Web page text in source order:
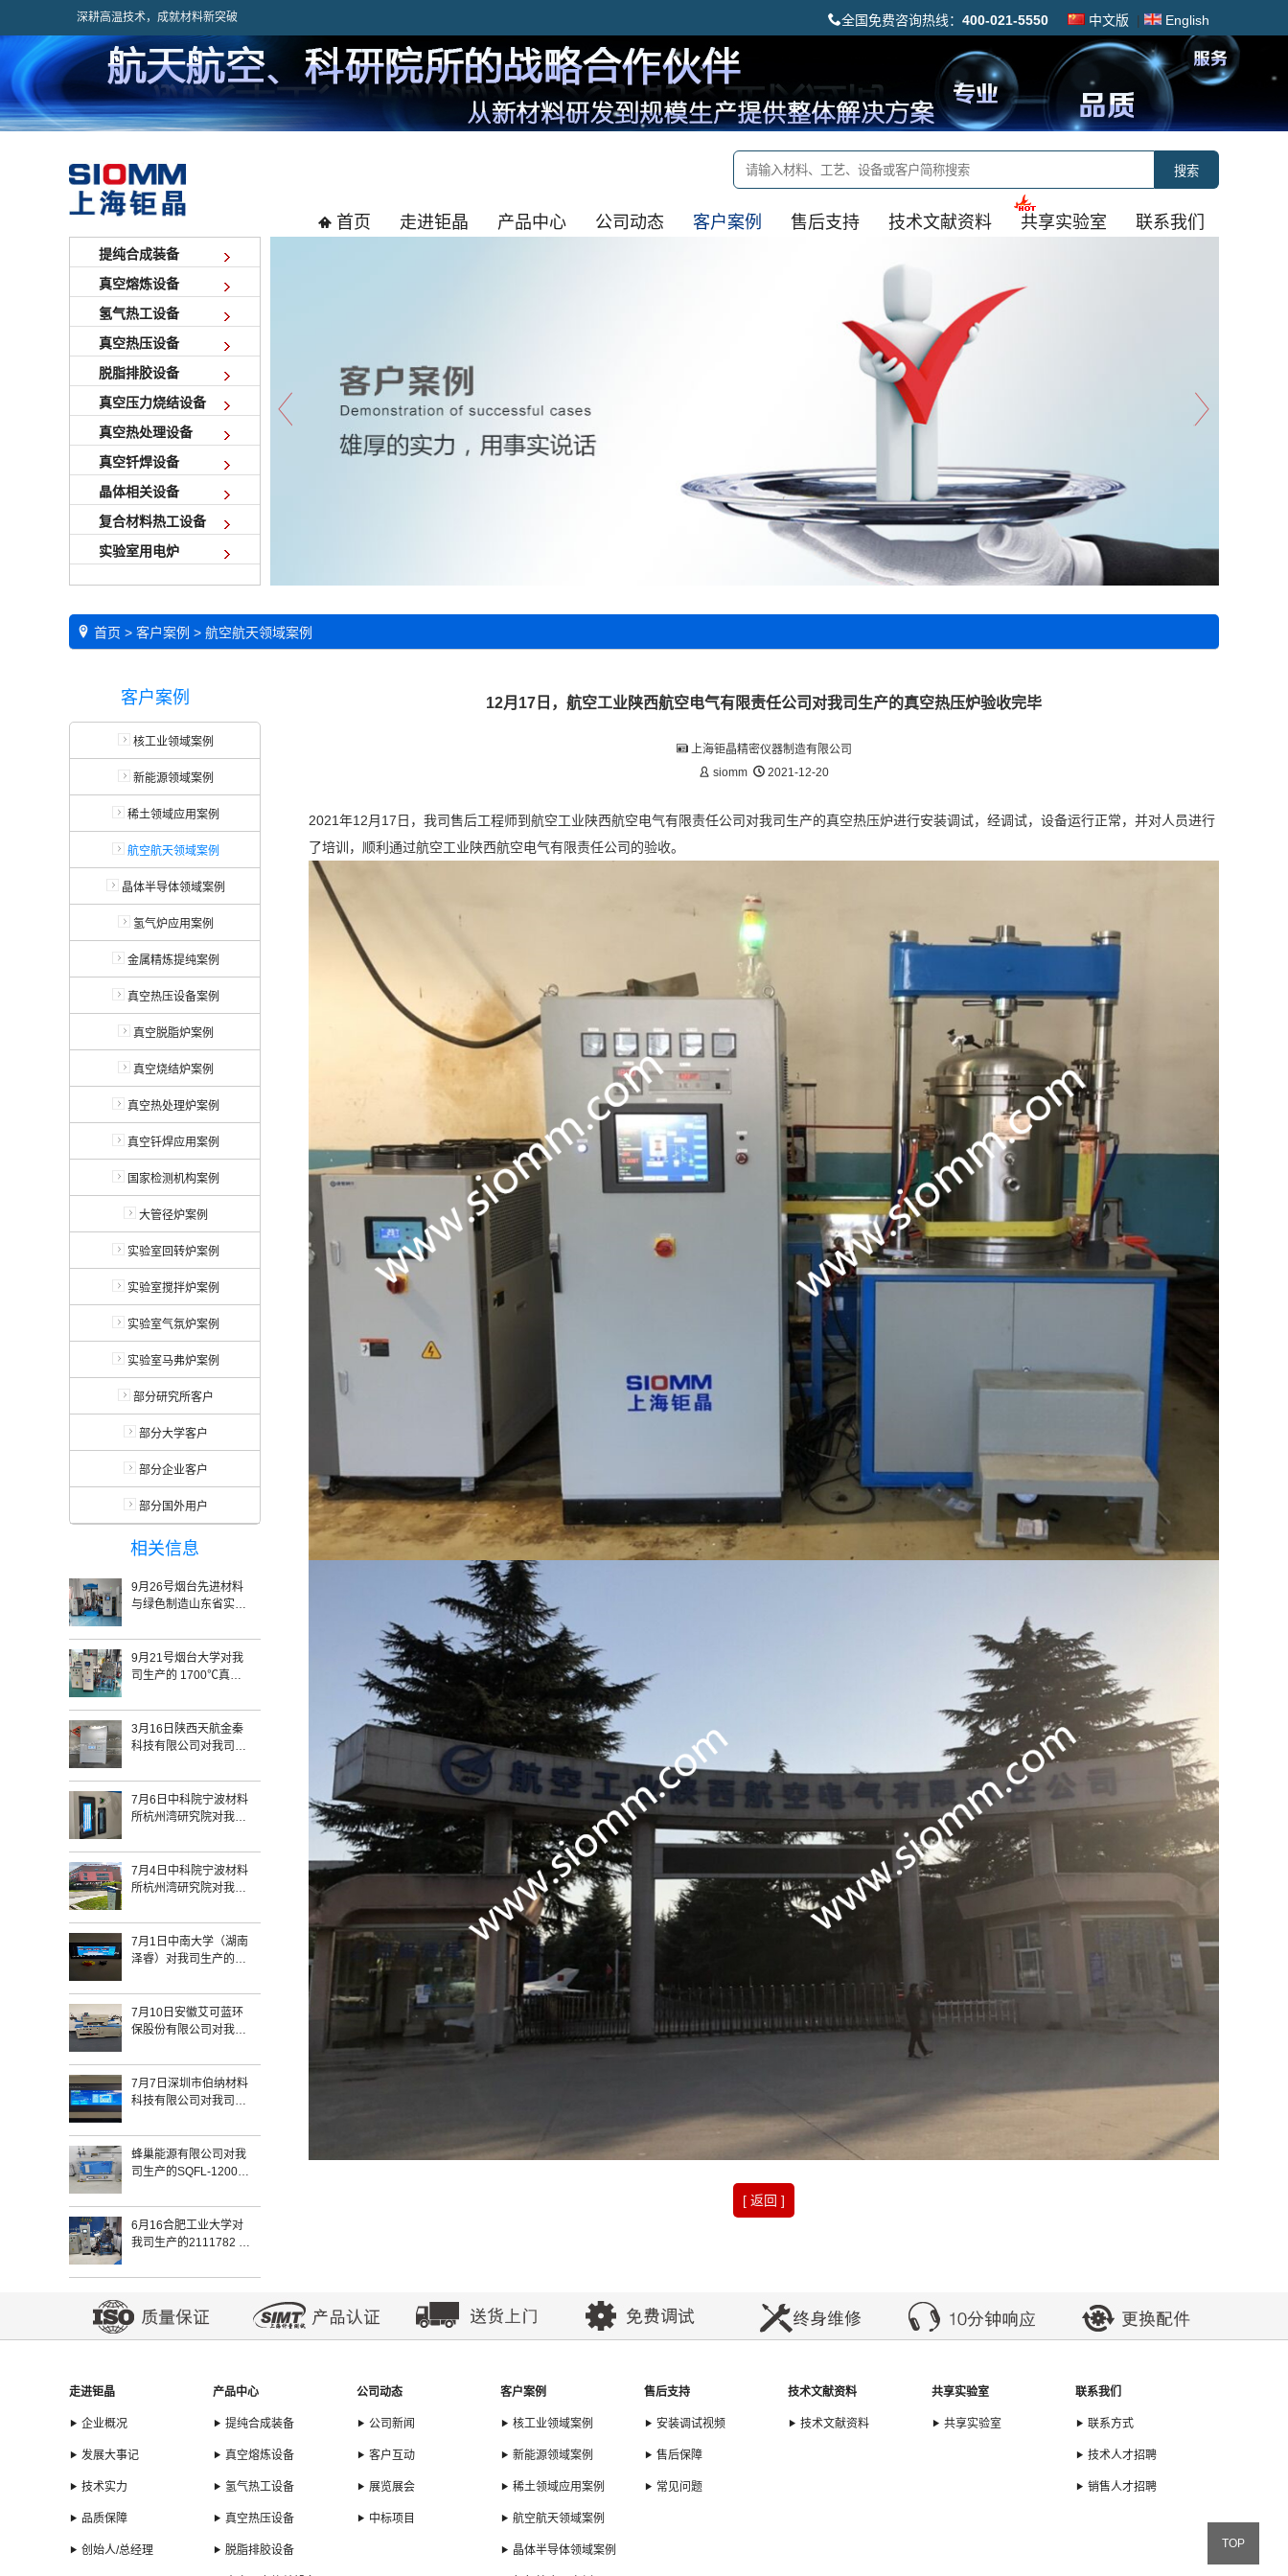
深耕高温技术，成就材料新突破 全国免费咨询热线： 400-021-5550 中文版 | English
搜索
首页 走进钜晶 产品中心 公司动态 客户案例 售后支持 技术文献资料 共享实验室 联系我们
提纯合成装备
真空熔炼设备
氢气热工设备
真空热压设备
脱脂排胶设备
真空压力烧结设备
真空热处理设备
真空钎焊设备
晶体相关设备
复合材料热工设备
实验室用电炉
首页 > 客户案例 > 航空航天领域案例
客户案例
核工业领域案例
新能源领域案例
稀土领域应用案例
航空航天领域案例
晶体半导体领域案例
氢气炉应用案例
金属精炼提纯案例
真空热压设备案例
真空脱脂炉案例
真空烧结炉案例
真空热处理炉案例
真空钎焊应用案例
国家检测机构案例
大管径炉案例
实验室回转炉案例
实验室搅拌炉案例
实验室气氛炉案例
实验室马弗炉案例
部分研究所客户
部分大学客户
部分企业客户
部分国外用户
相关信息
9月26号烟台先进材料
与绿色制造山东省实验
SRYL-2400验收完毕
9月21号烟台大学对我
司生产的 1700℃真空
3月16日陕西天航金秦
科技有限公司对我司生
箱式炉和一台1200℃气
氛炉验收完毕
7月6日中科院宁波材料
所杭州湾研究院对我司
433/SQFL-1400 322常
规炉验收完毕
7月4日中科院宁波材料
所杭州湾研究院对我司
常规炉验收完毕
7月1日中南大学（湖南
泽睿）对我司生产的
1200D+加长氢气管式
炉验收完毕
7月10日安徽艾可蓝环
保股份有限公司对我司
式炉SKGL-1200H验收
完毕
7月7日深圳市伯纳材料
科技有限公司对我司生
1200验收完毕
蜂巢能源有限公司对我
司生产的SQFL-1200-
月17日验收完毕
6月16合肥工业大学对
我司生产的2111782 真
12月17日，航空工业陕西航空电气有限责任公司对我司生产的真空热压炉验收完毕
上海钜晶精密仪器制造有限公司
siomm
2021-12-20
2021年12月17日，我司售后工程师到航空工业陕西航空电气有限责任公司对我司生产的真空热压炉进行安装调试，经调试，设备运行正常，并对人员进行
了培训，顺利通过航空工业陕西航空电气有限责任公司的验收。
[ 返回 ]
走进钜晶
企业概况
发展大事记
技术实力
品质保障
创始人/总经理
产品中心
提纯合成装备
真空熔炼设备
氢气热工设备
真空热压设备
脱脂排胶设备
公司动态
公司新闻
客户互动
展览展会
中标项目
客户案例
核工业领域案例
新能源领域案例
稀土领域应用案例
航空航天领域案例
晶体半导体领域案例
售后支持
安装调试视频
售后保障
常见问题
技术文献资料
技术文献资料
共享实验室
共享实验室
联系我们
联系方式
技术人才招聘
销售人才招聘